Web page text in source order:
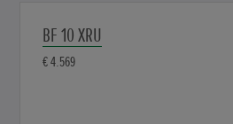
BF 10 XRU
€ 4.569